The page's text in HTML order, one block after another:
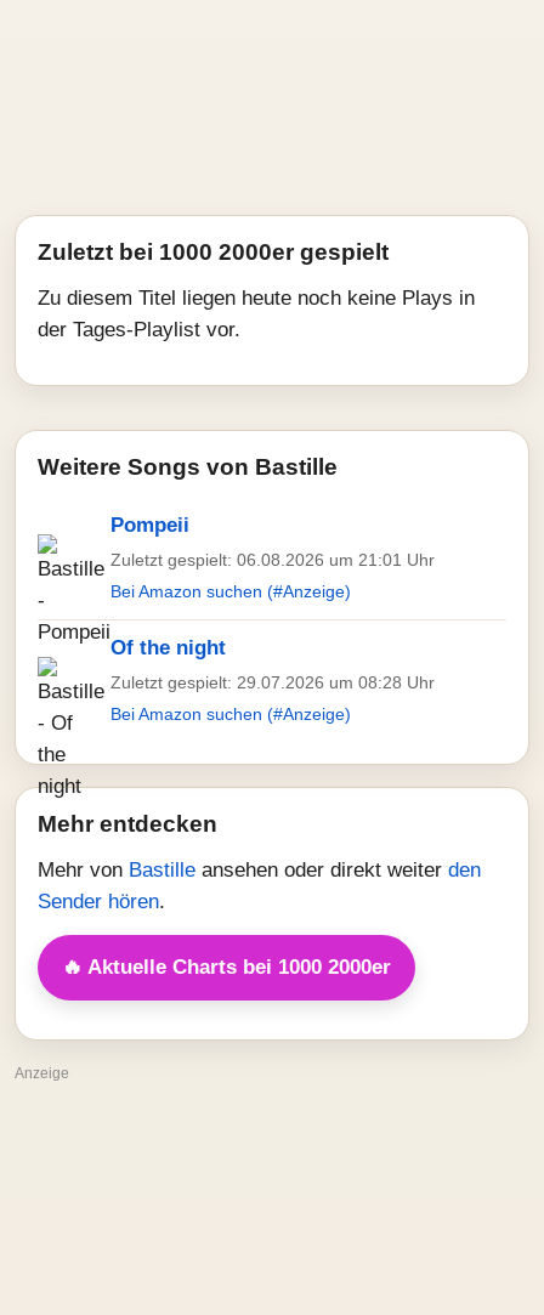
Zuletzt bei 1000 2000er gespielt
Zu diesem Titel liegen heute noch keine Plays in
der Tages-Playlist vor.
Weitere Songs von Bastille
Pompeii
Zuletzt gespielt: 06.08.2026 um 21:01 Uhr
Bei Amazon suchen (#Anzeige)
Of the night
Zuletzt gespielt: 29.07.2026 um 08:28 Uhr
Bei Amazon suchen (#Anzeige)
Mehr entdecken
Mehr von Bastille ansehen oder direkt weiter den
Sender hören.
🔥 Aktuelle Charts bei 1000 2000er
Anzeige